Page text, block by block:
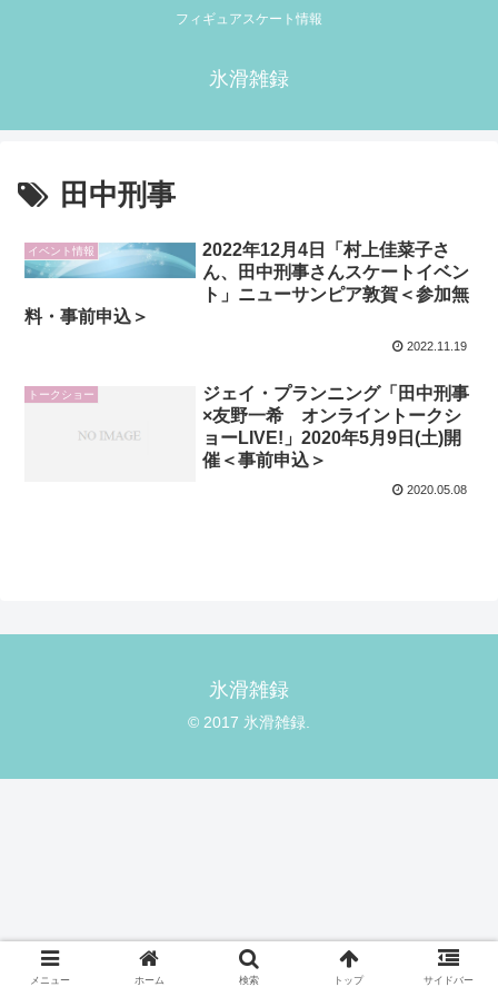
フィギュアスケート情報
氷滑雑録
田中刑事
イベント情報
2022年12月4日「村上佳菜子さ
ん、田中刑事さんスケートイベン
ト」ニューサンピア敦賀＜参加無
料・事前申込＞
2022.11.19
トークショー
ジェイ・プランニング「田中刑事
×友野一希 オンライントークシ
ョーLIVE!」2020年5月9日(土)開
催＜事前申込＞
2020.05.08
氷滑雑録
© 2017 氷滑雑録.
メニュー ホーム 検索 トップ サイドバー